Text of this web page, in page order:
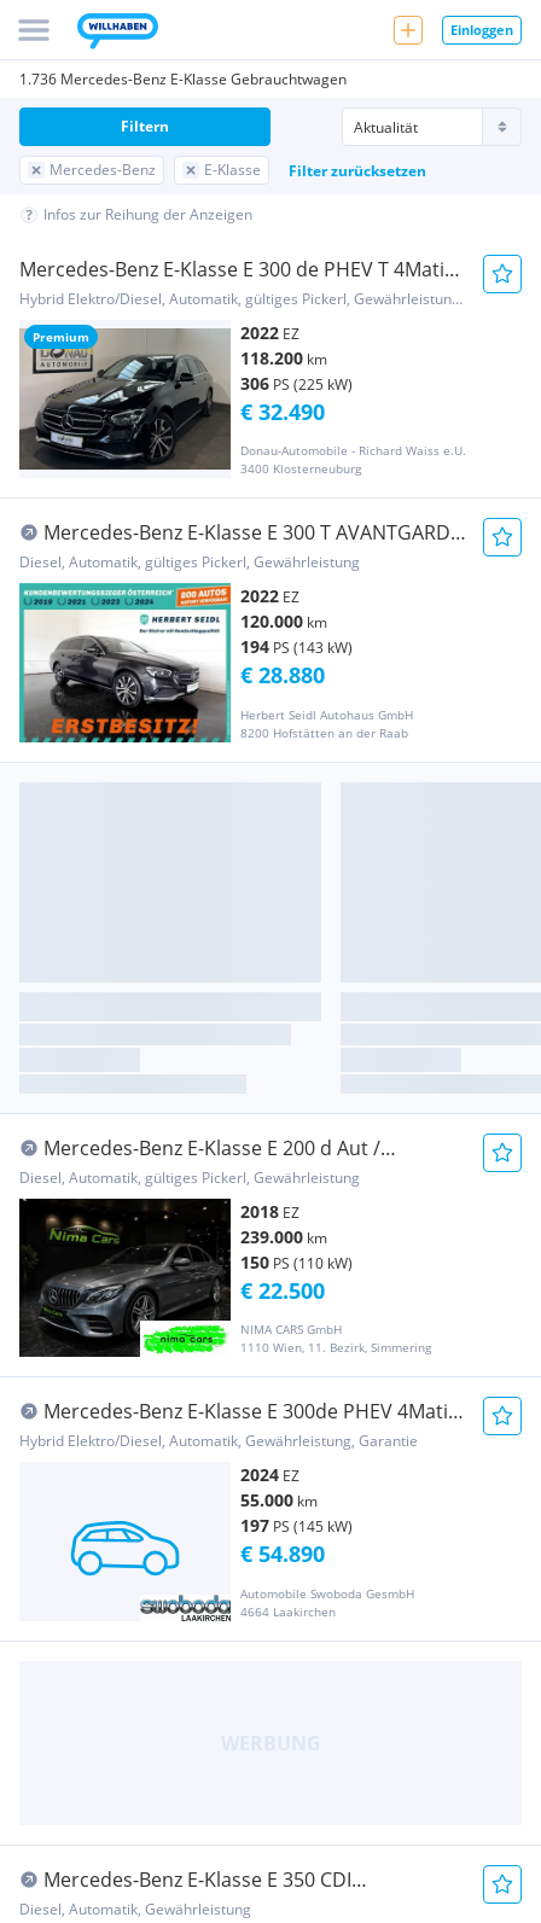
Einloggen
1.736 Mercedes-Benz E-Klasse Gebrauchtwagen
Mercedes-Benz E-Klasse Filter zurücksetzen
Filtern
Infos zur Reihung der Anzeigen
Premium
Mercedes-Benz E-Klasse E 300 de PHEV T 4Matic
Aut. Avantgarde * ACC *...
Hybrid Elektro/Diesel, Automatik, gültiges Pickerl, Gewährleistung, Garantie
2022 EZ
118.200 km
306 PS (225 kW)
Donau-Automobile - Richard Waiss e.U.
3400 Klosterneuburg
€ 32.490
Mercedes-Benz E-Klasse E 300 T AVANTGARDE
PHEV Aut *LED HIGH PERFORMAN...
Diesel, Automatik, gültiges Pickerl, Gewährleistung
2022 EZ
120.000 km
194 PS (143 kW)
Herbert Seidl Autohaus GmbH
8200 Hofstätten an der Raab
€ 28.880
Mercedes-Benz E-Klasse E 200 d Aut /
Paoramadach
Diesel, Automatik, gültiges Pickerl, Gewährleistung
2018 EZ
239.000 km
150 PS (110 kW)
NIMA CARS GmbH
1110 Wien, 11. Bezirk, Simmering
€ 22.500
Mercedes-Benz E-Klasse E 300de PHEV 4Matic
Aut.
Hybrid Elektro/Diesel, Automatik, Gewährleistung, Garantie
2024 EZ
55.000 km
197 PS (145 kW)
Automobile Swoboda GesmbH
4664 Laakirchen
€ 54.890
Mercedes-Benz E-Klasse E 350 CDI
BlueEfficiency Aut.
Diesel, Automatik, Gewährleistung